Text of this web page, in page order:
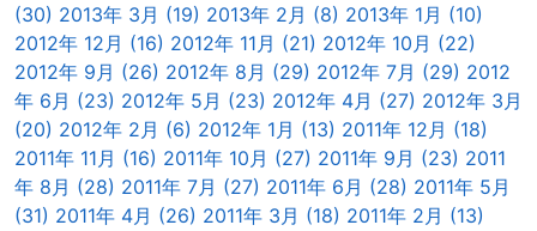
(30) 2013年 3月 (19) 2013年 2月 (8) 2013年 1月 (10)
2012年 12月 (16) 2012年 11月 (21) 2012年 10月 (22)
2012年 9月 (26) 2012年 8月 (29) 2012年 7月 (29) 2012
年 6月 (23) 2012年 5月 (23) 2012年 4月 (27) 2012年 3月
(20) 2012年 2月 (6) 2012年 1月 (13) 2011年 12月 (18)
2011年 11月 (16) 2011年 10月 (27) 2011年 9月 (23) 2011
年 8月 (28) 2011年 7月 (27) 2011年 6月 (28) 2011年 5月
(31) 2011年 4月 (26) 2011年 3月 (18) 2011年 2月 (13)